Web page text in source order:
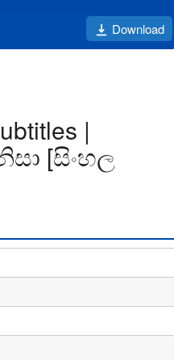
Download
|
[සිංහල